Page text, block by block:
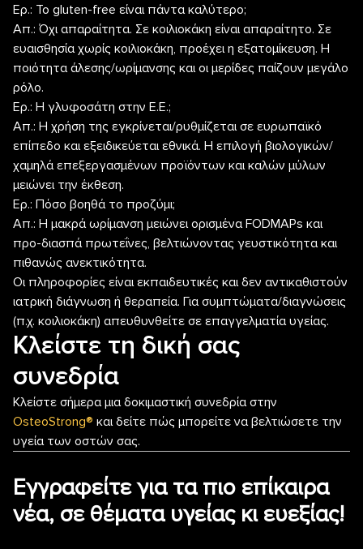
Ερ.: Το gluten-free είναι πάντα καλύτερο;
Απ.: Όχι απαραίτητα. Σε κοιλιοκάκη είναι απαραίτητο. Σε
ευαισθησία χωρίς κοιλιοκάκη, προέχει η εξατομίκευση. Η
ποιότητα άλεσης/ωρίμανσης και οι μερίδες παίζουν μεγάλο
ρόλο.
Ερ.: Η γλυφοσάτη στην Ε.Ε.;
Απ.: Η χρήση της εγκρίνεται/ρυθμίζεται σε ευρωπαϊκό
επίπεδο και εξειδικεύεται εθνικά. Η επιλογή βιολογικών/
χαμηλά επεξεργασμένων προϊόντων και καλών μύλων
μειώνει την έκθεση.
Ερ.: Πόσο βοηθά το προζύμι;
Απ.: Η μακρά ωρίμανση μειώνει ορισμένα FODMAPs και
προ-διασπά πρωτεΐνες, βελτιώνοντας γευστικότητα και
πιθανώς ανεκτικότητα.
Οι πληροφορίες είναι εκπαιδευτικές και δεν αντικαθιστούν
ιατρική διάγνωση ή θεραπεία. Για συμπτώματα/διαγνώσεις
(π.χ. κοιλιοκάκη) απευθυνθείτε σε επαγγελματία υγείας.
Κλείστε τη δική σας
συνεδρία
Κλείστε σήμερα μια δοκιμαστική συνεδρία στην
OsteoStrong® και δείτε πώς μπορείτε να βελτιώσετε την
υγεία των οστών σας.
Εγγραφείτε για τα πιο επίκαιρα
νέα, σε θέματα υγείας κι ευεξίας!